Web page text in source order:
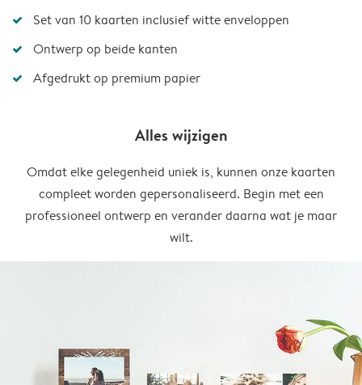
Set van 10 kaarten inclusief witte enveloppen
Ontwerp op beide kanten
Afgedrukt op premium papier
Alles wijzigen
Omdat elke gelegenheid uniek is, kunnen onze kaarten
compleet worden gepersonaliseerd. Begin met een
professioneel ontwerp en verander daarna wat je maar
wilt.